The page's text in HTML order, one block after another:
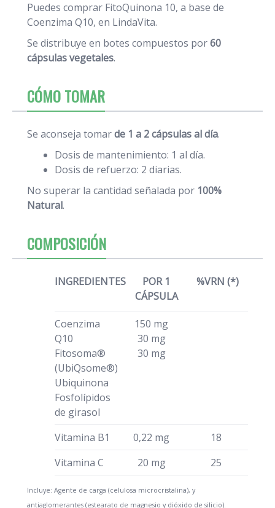
Puedes comprar FitoQuinona 10, a base de
Coenzima Q10, en LindaVita.
Se distribuye en botes compuestos por60
cápsulas vegetales.
CÓMO TOMAR
Se aconseja tomarde 1 a 2 cápsulas al día.
Dosis de mantenimiento: 1 al día.
Dosis de refuerzo: 2 diarias.
No superar la cantidad señalada por 100%
Natural.
COMPOSICIÓN
INGREDIENTES
POR 1
CÁPSULA
%VRN (*)
Coenzima
Q10
Fitosoma®
(UbiQsome®)
Ubiquinona
Fosfolípidos
de girasol
150 mg
30 mg
30 mg
Vitamina B1 0,22 mg
18
Vitamina C
20 mg 25
Incluye: Agente de carga (celulosa microcristalina), y
antiaglomerantes (estearato de magnesio y dióxido de silicio).